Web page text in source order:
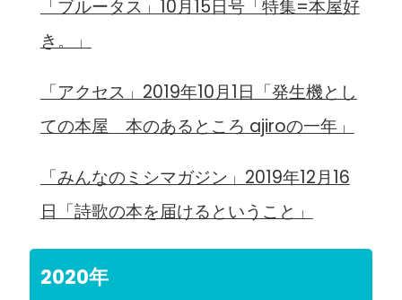
「ブルータス」10月15日号「特集=本屋好
き。」
「アクセス」2019年10月1日「発生機とし
ての本屋 本のあるところ ajiroの一年」
「みんなのミシマガジン」2019年12月16
日「詩歌の本を届けるということ」
2020年